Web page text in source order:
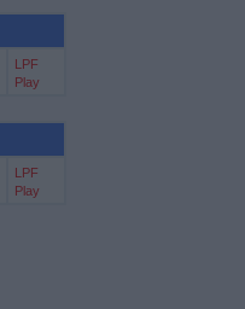
LPF
Play
LPF
Play